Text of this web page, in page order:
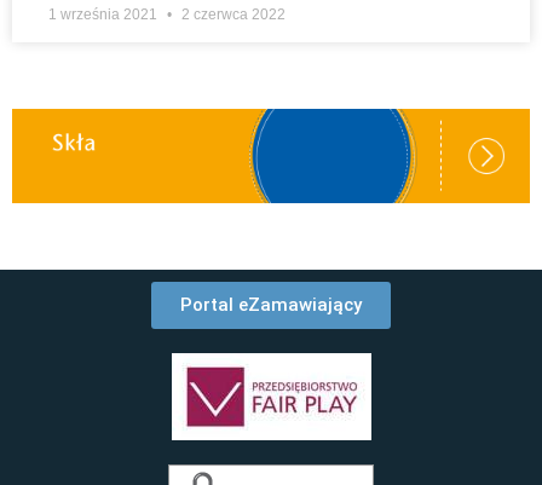
1 września 2021 2 czerwca 2022
Portal eZamawiający